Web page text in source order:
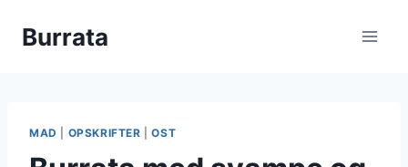
Burrata
MAD OPSKRIFTER |OST